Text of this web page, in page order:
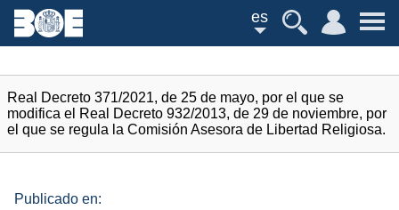
es
Real Decreto 371/2021, de 25 de mayo, por el que se
modifica el Real Decreto 932/2013, de 29 de noviembre, por
el que se regula la Comisión Asesora de Libertad Religiosa.
Publicado en: